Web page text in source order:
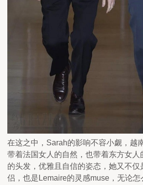
在这之中，Sarah的影响不容小觑，越
带着法国女人的自然，也带着东方女人
的头发，优雅且自信的姿态，她又不
侣，也是Lemaire的灵感muse，无论